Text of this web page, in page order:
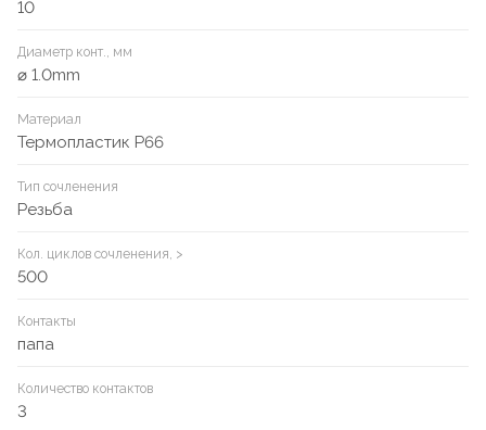
10
Диаметр конт., мм
⌀ 1.0mm
Материал
Термопластик P66
Тип сочленения
Резьба
Кол. циклов сочленения, >
500
Контакты
папа
Количество контактов
3